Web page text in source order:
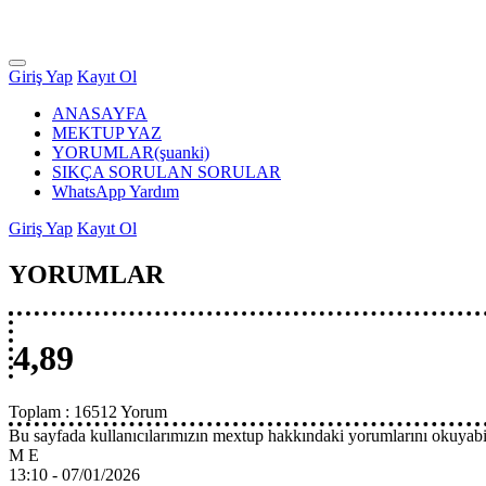
Giriş Yap Kayıt Ol
ANASAYFA
MEKTUP YAZ
YORUMLAR(şuanki)
SIKÇA SORULAN SORULAR
WhatsApp Yardım
Giriş Yap Kayıt Ol
YORUMLAR
4,89
Toplam : 16512 Yorum
Bu sayfada kullanıcılarımızın mextup hakkındaki yorumlarını
M E
13:10 - 07/01/2026